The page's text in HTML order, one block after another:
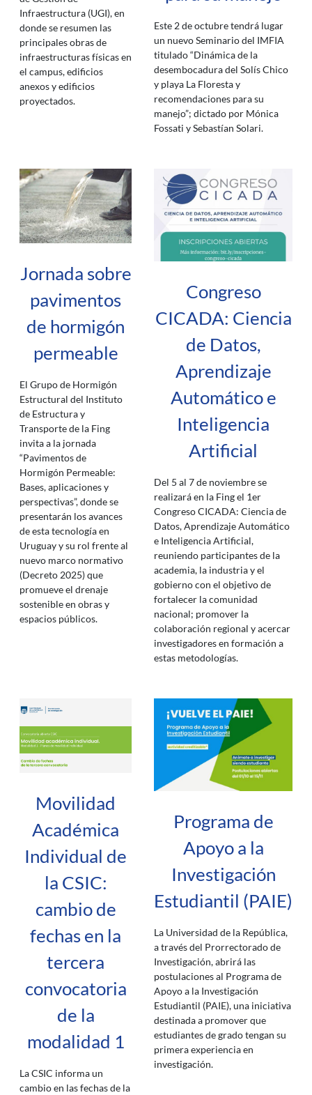
Infraestructura (UGI), en
donde se resumen las
principales obras de
infraestructuras físicas en
el campus, edificios
anexos y edificios
proyectados.
Este 2 de octubre tendrá lugar
un nuevo Seminario del IMFIA
titulado “Dinámica de la
desembocadura del Solís Chico
y playa La Floresta y
recomendaciones para su
manejo”; dictado por Mónica
Fossati y Sebastían Solari.
Jornada sobre
pavimentos
de hormigón
permeable
El Grupo de Hormigón
Estructural del Instituto
de Estructura y
Transporte de la Fing
invita a la jornada
“Pavimentos de
Hormigón Permeable:
Bases, aplicaciones y
perspectivas”, donde se
presentarán los avances
de esta tecnología en
Uruguay y su rol frente al
nuevo marco normativo
(Decreto 2025) que
promueve el drenaje
sostenible en obras y
espacios públicos.
Congreso
CICADA: Ciencia
de Datos,
Aprendizaje
Automático e
Inteligencia
Artificial
Del 5 al 7 de noviembre se
realizará en la Fing el 1er
Congreso CICADA: Ciencia de
Datos, Aprendizaje Automático
e Inteligencia Artificial,
reuniendo participantes de la
academia, la industria y el
gobierno con el objetivo de
fortalecer la comunidad
nacional; promover la
colaboración regional y acercar
investigadores en formación a
estas metodologías.
Movilidad
Académica
Individual de
la CSIC:
cambio de
fechas en la
tercera
convocatoria
de la
modalidad 1
La CSIC informa un
cambio en las fechas de la
Programa de
Apoyo a la
Investigación
Estudiantil (PAIE)
La Universidad de la República,
a través del Prorrectorado de
Investigación, abrirá las
postulaciones al Programa de
Apoyo a la Investigación
Estudiantil (PAIE), una iniciativa
destinada a promover que
estudiantes de grado tengan su
primera experiencia en
investigación.